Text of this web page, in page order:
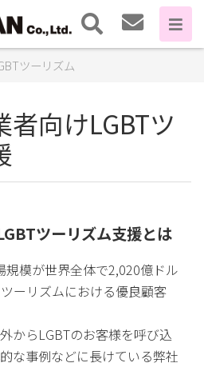
ツーリズム
向けLGBTツ
ツーリズム支援とは
規模が世界全体で2,020億ドル
ーリズムにおける優良顧客
からLGBTのお客様を呼び込
な事例などに長けている弊社